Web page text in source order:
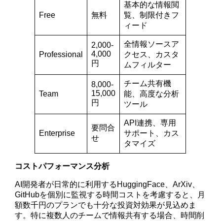
Free 無料
基本的な情報閲
覧、制限付きフ
ィード
Professional
2,000-
4,000
円
全情報ソースア
クセス、カスタ
ムフィルター
Team
8,000-
15,000
円
チーム共有機
能、高度な分析
ツール
Enterprise
要問合
せ
API連携、専用
サポート、カス
タマイズ
コストパフォーマンス分析
AI開発者が日常的に利用するHuggingFace、ArXiv、
GitHubを個別に監視する時間コストを考慮すると、月
額数千円のプランでも十分な投資対効果が見込めま
す。特に複数人のチームで情報共有する場合、時間削